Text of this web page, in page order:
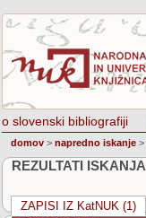
o slovenski bibliografiji
domov > napredno iskanje >
REZULTATI ISKANJA
ZAPISI IZ KatNUK (1)